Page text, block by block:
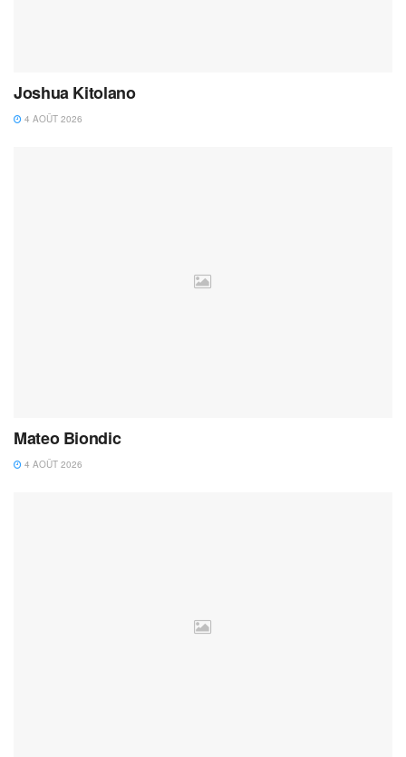
Joshua Kitolano
4 AOÛT 2026
Mateo Biondic
4 AOÛT 2026